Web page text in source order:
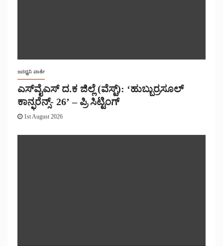
ಜನಧ್ವನಿ ವಾರ್ತೆ
ಎಸ್‌ವೈಎಸ್ ದ.ಕ ಜಿಲ್ಲೆ (ವೆಸ್ಟ್): ‘ಹುಬ್ಬುರ್ರಸೂಲ್
ಕಾನ್ಫರೆನ್ಸ್- 26’ – ಪ್ರಿ ಸಿಟ್ಟಿಂಗ್
1st August 2026